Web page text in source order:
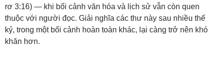
rơ 3:16) — khi bối cảnh văn hóa và lịch sử vẫn còn quen
thuộc với người đọc. Giải nghĩa các thư này sau nhiều thế
kỷ, trong một bối cảnh hoàn toàn khác, lại càng trở nên khó
khăn hơn.